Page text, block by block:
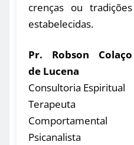
crenças ou tradições
estabelecidas.
Pr. Robson Colaço
de Lucena
Consultoria Espiritual
Terapeuta
Comportamental
Psicanalista